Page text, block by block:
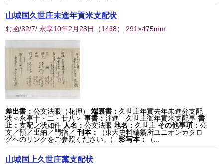
山城国久世庄未進年貢米支配状
む函/32/7/ 永享10年2月28日 （1438） 291×475mm
差出書：公文法眼（花押） 端裏書： 久世庄年貢去年未進分支配
状＜永享十・二・廿八＞ 事書：注進 久世庄御年貢米支配事 書
止：支配之状如件 人名：公文法眼 地名： 久世庄 その他事項：公
文／預／出納／門指／ 刊本：
（東大史料編纂所ユニオンカタロ
グへのリンクをご参照ください。）
影写本： （...
山城国上久世庄藁支配状